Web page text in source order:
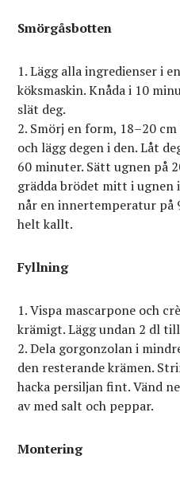
Smörgåsbotten
Lägg alla ingredienser i
köksmaskin. Knåda i 10
slät deg.
Smörj en form, 18–20
och lägg degen i den. Låt
60 minuter. Sätt ugnen på
grädda brödet mitt i
når en innertemperatur på
helt kallt.
Fyllning
Vispa mascarpone och
krämigt. Lägg undan 2 dl
Dela gorgonzolan i
den resterande krämen.
hacka persiljan fint. Vänd
av med salt och peppar.
Montering